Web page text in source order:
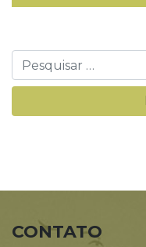
CONTATO